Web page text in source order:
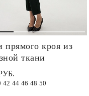
прямого кроя из
ткани
42 44 46 48 50